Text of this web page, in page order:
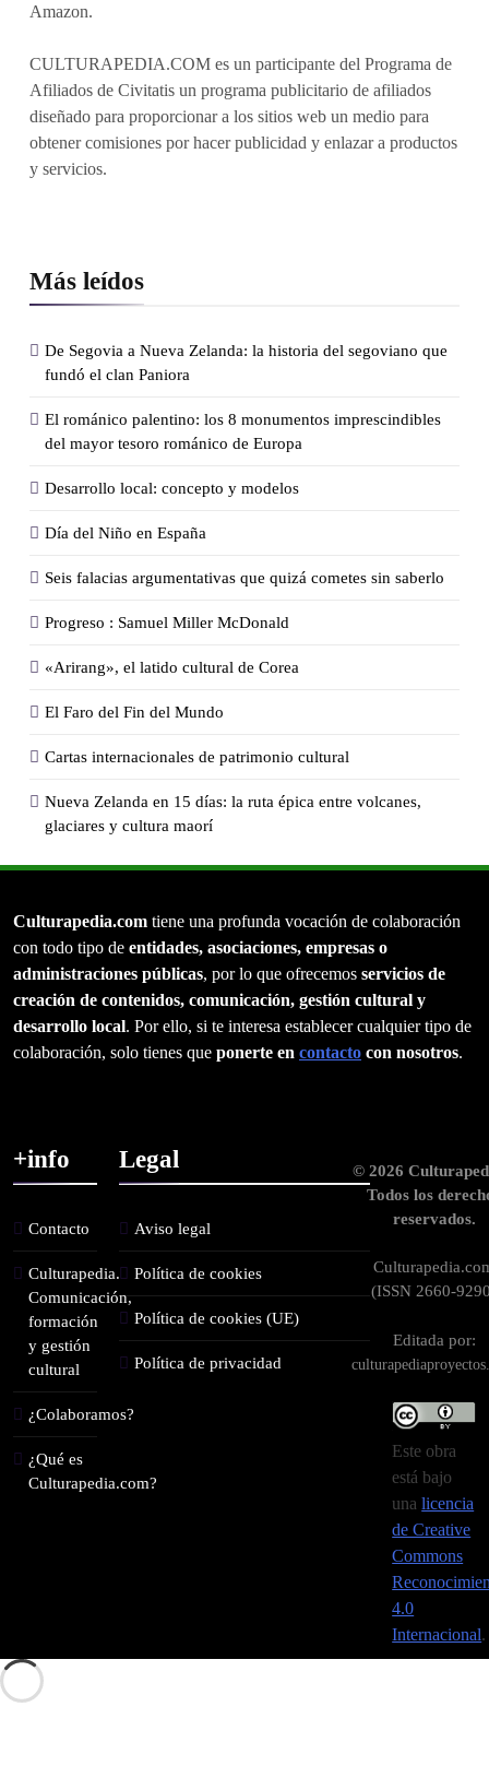
Amazon.
CULTURAPEDIA.COM es un participante del Programa de
Afiliados de Civitatis un programa publicitario de afiliados
diseñado para proporcionar a los sitios web un medio para
obtener comisiones por hacer publicidad y enlazar a productos
y servicios.
Más leídos
De Segovia a Nueva Zelanda: la historia del segoviano que
fundó el clan Paniora
El románico palentino: los 8 monumentos imprescindibles
del mayor tesoro románico de Europa
Desarrollo local: concepto y modelos
Día del Niño en España
Seis falacias argumentativas que quizá cometes sin saberlo
Progreso : Samuel Miller McDonald
«Arirang», el latido cultural de Corea
El Faro del Fin del Mundo
Cartas internacionales de patrimonio cultural
Nueva Zelanda en 15 días: la ruta épica entre volcanes,
glaciares y cultura maorí
Culturapedia.com tiene una profunda vocación de colaboración
con todo tipo de entidades, asociaciones, empresas o
administraciones públicas, por lo que ofrecemos servicios de
creación de contenidos, comunicación, gestión cultural y
desarrollo local. Por ello, si te interesa establecer cualquier tipo de
colaboración, solo tienes que ponerte en contacto con nosotros.
+info
Contacto
Culturapedia.
Comunicación,
formación
y gestión
cultural
¿Colaboramos?
¿Qué es
Culturapedia.com?
Legal
Aviso legal
Política de cookies
Política de cookies (UE)
Política de privacidad
© 2026
Todos los
reservados.
(ISSN 2660-
Editada por:
Este obra
está bajo
unalicencia
de Creative
Commons
4.0
Internacional.